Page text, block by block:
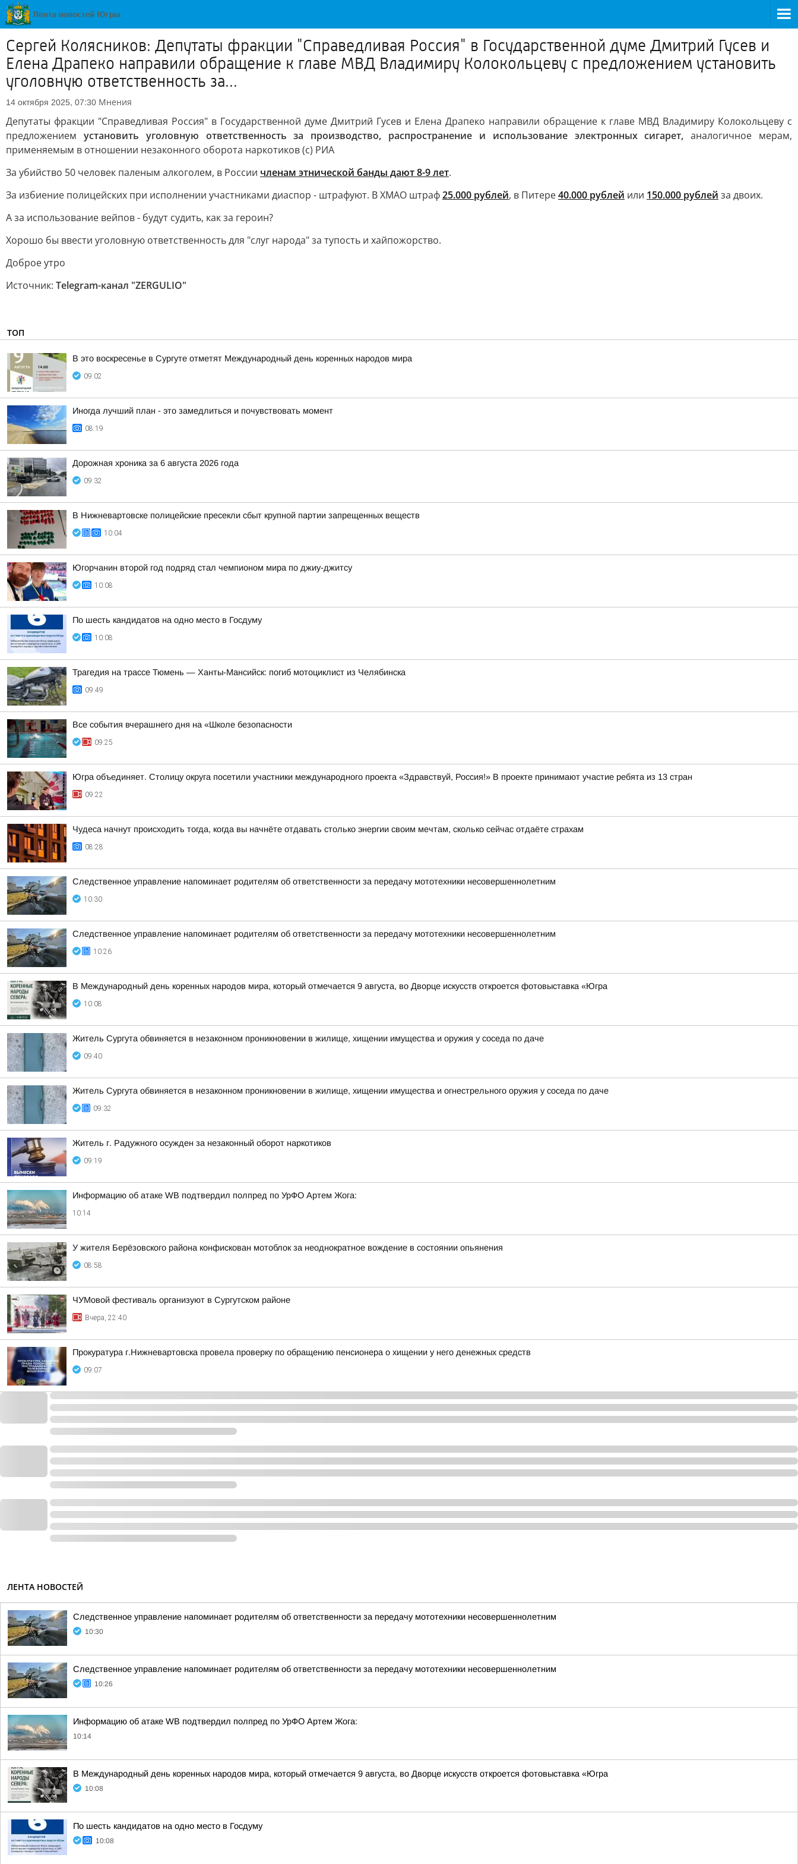
Сергей Колясников: Депутаты фракции "Справедливая Россия" в Государственной думе Дмитрий Гусев и
Елена Драпеко направили обращение к главе МВД Владимиру Колокольцеву с предложением установить
уголовную ответственность за...
14 октября 2025, 07:30 Мнения
Депутаты фракции "Справедливая Россия" в Государственной думе Дмитрий Гусев и Елена Драпеко направили обращение к главе МВД Владимиру Колокольцеву с
предложением установить уголовную ответственность за производство, распространение и использование электронных сигарет, аналогичное мерам,
применяемым в отношении незаконного оборота наркотиков (с) РИА
За убийство 50 человек паленым алкоголем, в России членам этнической банды дают 8-9 лет.
За избиение полицейских при исполнении участниками диаспор - штрафуют. В ХМАО штраф25.000 рублей, в Питере40.000 рублей или 150.000 рублей за двоих.
А за использование вейпов - будут судить, как за героин?
Хорошо бы ввести уголовную ответственность для "слуг народа" за тупость и хайпожорство.
Доброе утро
Источник: Telegram-канал "ZERGULIO"
ТОП
В это воскресенье в Сургуте отметят Международный день коренных народов мира
09:02
Иногда лучший план - это замедлиться и почувствовать момент
08:19
Дорожная хроника за 6 августа 2026 года
09:32
В Нижневартовске полицейские пресекли сбыт крупной партии запрещенных веществ
10:04
Югорчанин второй год подряд стал чемпионом мира по джиу-джитсу
10:08
По шесть кандидатов на одно место в Госдуму
10:08
Трагедия на трассе Тюмень — Ханты-Мансийск: погиб мотоциклист из Челябинска
09:49
Все события вчерашнего дня на «Школе безопасности
09:25
Югра объединяет. Столицу округа посетили участники международного проекта «Здравствуй, Россия!» В проекте принимают участие ребята из 13 стран
09:22
Чудеса начнут происходить тогда, когда вы начнёте отдавать столько энергии своим мечтам, сколько сейчас отдаёте страхам
08:28
Следственное управление напоминает родителям об ответственности за передачу мототехники несовершеннолетним
10:30
Следственное управление напоминает родителям об ответственности за передачу мототехники несовершеннолетним
10:26
В Международный день коренных народов мира, который отмечается 9 августа, во Дворце искусств откроется фотовыставка «Югра
10:08
Житель Сургута обвиняется в незаконном проникновении в жилище, хищении имущества и оружия у соседа по даче
09:40
Житель Сургута обвиняется в незаконном проникновении в жилище, хищении имущества и огнестрельного оружия у соседа по даче
09:32
Житель г. Радужного осужден за незаконный оборот наркотиков
09:19
Информацию об атаке WB подтвердил полпред по УрФО Артем Жога:
10:14
У жителя Берёзовского района конфискован мотоблок за неоднократное вождение в состоянии опьянения
08:58
ЧУМовой фестиваль организуют в Сургутском районе
Вчера, 22:40
Прокуратура г.Нижневартовска провела проверку по обращению пенсионера о хищении у него денежных средств
09:07
ЛЕНТА НОВОСТЕЙ
Следственное управление напоминает родителям об ответственности за передачу мототехники несовершеннолетним
10:30
Следственное управление напоминает родителям об ответственности за передачу мототехники несовершеннолетним
10:26
Информацию об атаке WB подтвердил полпред по УрФО Артем Жога:
10:14
В Международный день коренных народов мира, который отмечается 9 августа, во Дворце искусств откроется фотовыставка «Югра
10:08
По шесть кандидатов на одно место в Госдуму
10:08